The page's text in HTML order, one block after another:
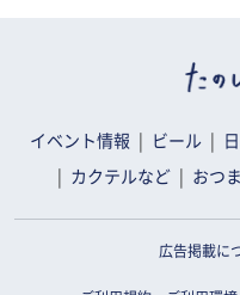
イベント情報 ビール
カクテルなど おつ
広告掲載に